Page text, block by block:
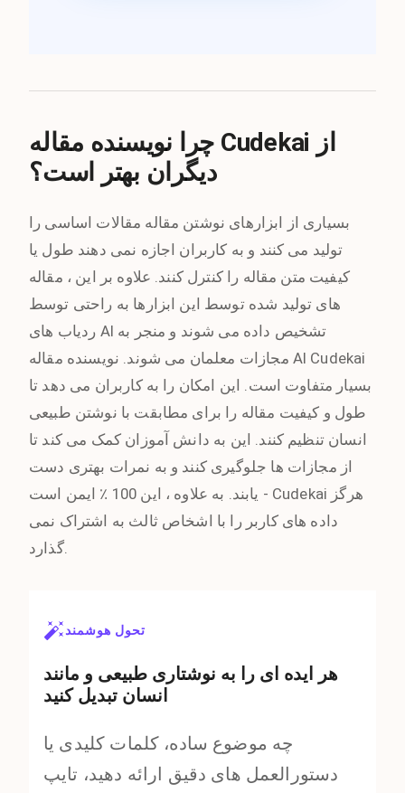
چرا نویسنده مقاله Cudekai از
دیگران بهتر است؟
بسیاری از ابزارهای نوشتن مقاله مقالات اساسی را
تولید می کنند و به کاربران اجازه نمی دهند طول یا
کیفیت متن مقاله را کنترل کنند. علاوه بر این ، مقاله
های تولید شده توسط این ابزارها به راحتی توسط
ردیاب های AI تشخیص داده می شوند و منجر به
مجازات معلمان می شوند. نویسنده مقاله AI Cudekai
بسیار متفاوت است. این امکان را به کاربران می دهد تا
طول و کیفیت مقاله را برای مطابقت با نوشتن طبیعی
انسان تنظیم کنند. این به دانش آموزان کمک می کند تا
از مجازات ها جلوگیری کنند و به نمرات بهتری دست
یابند. به علاوه ، این 100 ٪ ایمن است - Cudekai هرگز
داده های کاربر را با اشخاص ثالث به اشتراک نمی
گذارد.
تحول هوشمند
هر ایده ای را به نوشتاری طبیعی و مانند
انسان تبدیل کنید
چه موضوع ساده، کلمات کلیدی یا
دستورالعمل های دقیق ارائه دهید، تایپ